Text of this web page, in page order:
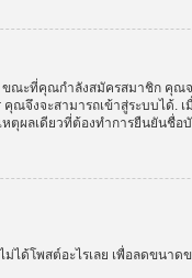
ขณะที่คุณกำลังสมัครสมาชิก คุ
จึงจะสามารถเข้าสู่ระบบได้.
ลเดียวที่ต้องทำการยืนยันชื่อ
ด้โพสต์อะไรเลย เพื่อลดขนา